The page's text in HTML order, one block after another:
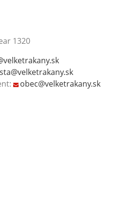
1320
obec@velketrakany.sk